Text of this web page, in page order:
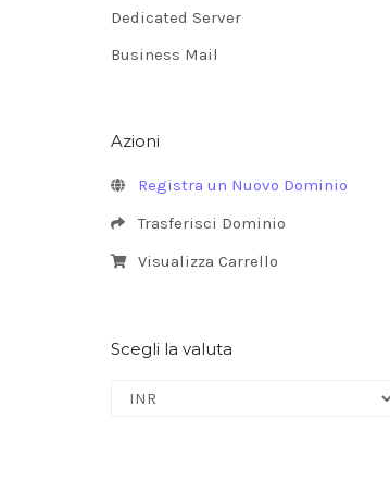
Dedicated Server
Business Mail
Azioni
Registra un Nuovo Dominio
Trasferisci Dominio
Visualizza Carrello
Scegli la valuta